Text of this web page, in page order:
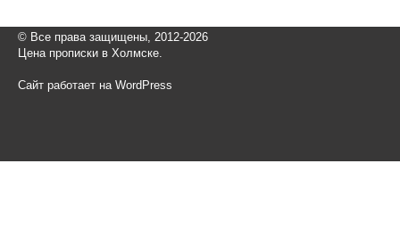
© Все права защищены, 2012-2026
Цена прописки в Холмске.
Сайт работает на WordPress